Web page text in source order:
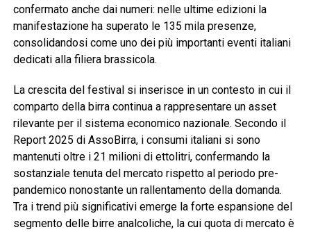
confermato anche dai numeri: nelle ultime edizioni la
manifestazione ha superato le 135 mila presenze,
consolidandosi come uno dei più importanti eventi italiani
dedicati alla filiera brassicola.
La crescita del festival si inserisce in un contesto in cui il
comparto della birra continua a rappresentare un asset
rilevante per il sistema economico nazionale. Secondo il
Report 2025 di AssoBirra, i consumi italiani si sono
mantenuti oltre i 21 milioni di ettolitri, confermando la
sostanziale tenuta del mercato rispetto al periodo pre-
pandemico nonostante un rallentamento della domanda.
Tra i trend più significativi emerge la forte espansione del
segmento delle birre analcoliche, la cui quota di mercato è